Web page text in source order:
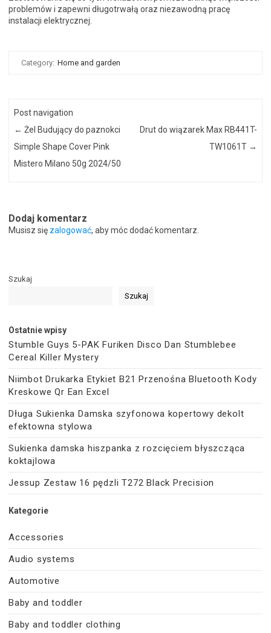
problemów i zapewni długotrwałą oraz niezawodną pracę
instalacji elektrycznej.
Category: Home and garden
Post navigation
← Żel Budujący do paznokci
Simple Shape Cover Pink
Mistero Milano 50g 2024/50
Drut do wiązarek Max RB441T-
TW1061T →
Dodaj komentarz
Musisz się zalogować, aby móc dodać komentarz.
Szukaj
Szukaj
Ostatnie wpisy
Stumble Guys 5-PAK Furiken Disco Dan Stumblebee
Cereal Killer Mystery
Niimbot Drukarka Etykiet B21 Przenośna Bluetooth Kody
Kreskowe Qr Ean Excel
Długa Sukienka Damska szyfonowa kopertowy dekolt
efektowna stylowa
Sukienka damska hiszpanka z rozcięciem błyszcząca
koktajlowa
Jessup Zestaw 16 pędzli T272 Black Precision
Kategorie
Accessories
Audio systems
Automotive
Baby and toddler
Baby and toddler clothing